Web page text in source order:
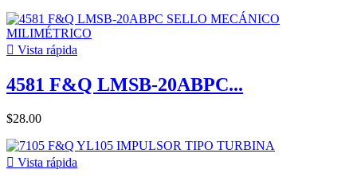
 Vista rápida
4581 F&Q LMSB-20ABPC...
$28.00
 Vista rápida